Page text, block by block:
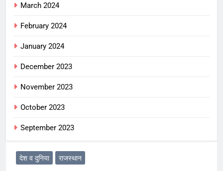
देश व दुनिया राजस्थान
March 2024
February 2024
January 2024
December 2023
November 2023
October 2023
September 2023